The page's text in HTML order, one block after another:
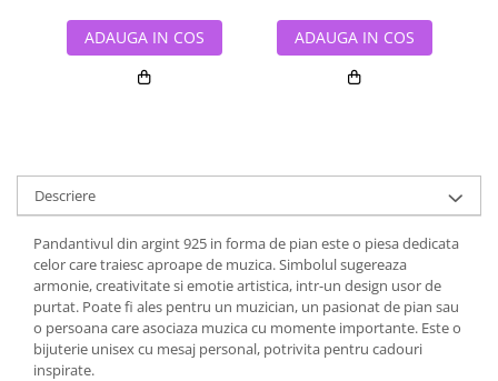
ADAUGA IN COS ADAUGA IN COS
Descriere
Pandantivul din argint 925 in forma de pian este o piesa dedicata
celor care traiesc aproape de muzica. Simbolul sugereaza
armonie, creativitate si emotie artistica, intr-un design usor de
purtat. Poate fi ales pentru un muzician, un pasionat de pian sau
o persoana care asociaza muzica cu momente importante. Este o
bijuterie unisex cu mesaj personal, potrivita pentru cadouri
inspirate.